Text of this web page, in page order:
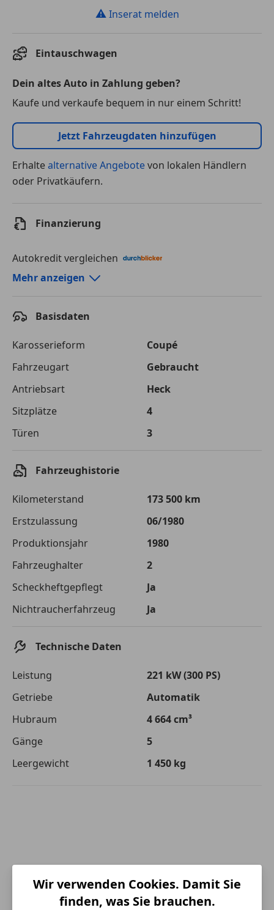
⚠ Inserat melden
Eintauschwagen
Dein altes Auto in Zahlung geben?
Kaufe und verkaufe bequem in nur einem Schritt!
Jetzt Fahrzeugdaten hinzufügen
Erhaltealternative Angebotevon lokalen Händlern
oder Privatkäufern.
Finanzierung
Autokredit vergleichen
Autokredit-Rechner von durchblicker.at
Laufzeit
120 Monate
Kreditbetrag
€ 20 000,-
Zu zahlender
Gesamtbetrag
€ 28 176,-
Effektivzinsatz
Sollzinssatz
7,25 %
Monatliche Rate € 234,80
von der von Ihnen gewählten Bank. Rückzahlungszeitraum 1-10
Jetzt berechnen
Mehr anzeigen
Basisdaten
Karosserieform
Coupé
Fahrzeugart
Gebraucht
Antriebsart
Heck
Sitzplätze
4
Türen
3
Fahrzeughistorie
Kilometerstand
173 500 km
Erstzulassung
06/1980
Produktionsjahr
1980
Fahrzeughalter
2
Scheckheftgepflegt
Ja
Nichtraucherfahrzeug
Ja
Technische Daten
Leistung
221 kW (300 PS)
Getriebe
Automatik
Hubraum
4 664 cm³
Gänge
5
Leergewicht
1 450 kg
Wir verwenden Cookies. Damit Sie
finden, was Sie brauchen.